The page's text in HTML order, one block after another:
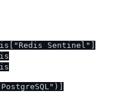
Sentinel"]